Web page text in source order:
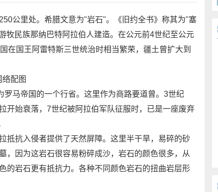
公里处。希腊文意为"岩石"。《旧约全书》称其为"塞
牧民族那纳巴特阿拉伯人建造。在公元前4世纪至公元
在国王阿雷特斯三世统治时相当繁荣，疆土曾扩大到
络配图
马帝国的一个行省。这里作为商路要道曾。3世纪
开始衰落，7世纪被阿拉伯军队征服时，已是一座废弃
抗入侵者提供了天然屏障。这里半干旱，易碎的砂
，因为这岩石很容易粉碎成沙，岩石的颜色很多，从
的岩石更有抵抗力。各种不同颜色岩石的扭曲岩层形